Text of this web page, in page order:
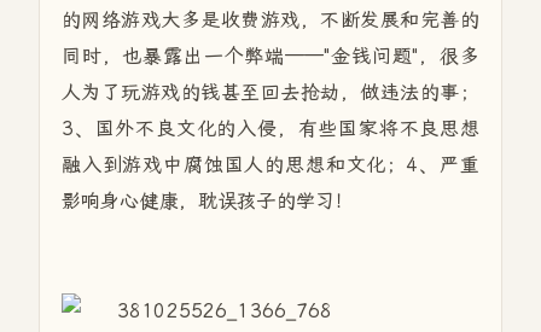
的网络游戏大多是收费游戏，不断发展和完善的
同时，也暴露出一个弊端——"金钱问题"，很多
人为了玩游戏的钱甚至回去抢劫，做违法的事；
3、国外不良文化的入侵，有些国家将不良思想
融入到游戏中腐蚀国人的思想和文化；4、严重
影响身心健康，耽误孩子的学习！